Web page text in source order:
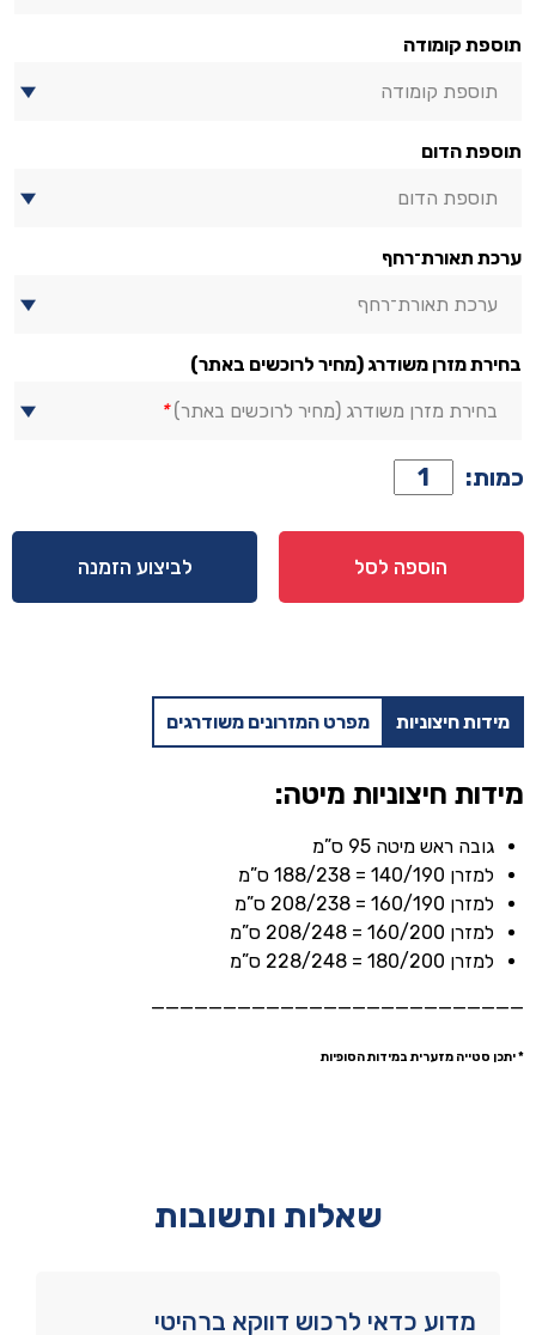
תוספת קומודה
תוספת קומודה
תוספת הדום
תוספת הדום
ערכת תאורת־רחף
ערכת תאורת־רחף
בחירת מזרן משודרג (מחיר לרוכשים באתר)
בחירת מזרן משודרג (מחיר לרוכשים באתר)*
כמות: כמות
של
מיטה
דגם
מזרן
מתנה
הוספה לסל לביצוע הזמנה
מידות חיצוניות מפרט המזרונים משודרגים
מידות חיצוניות מיטה:
גובה ראש מיטה 95 ס”מ
למזרן 140/190 = 188/238 ס”מ
למזרן 160/190 = 208/238 ס”מ
למזרן 160/200 = 208/248 ס”מ
למזרן 180/200 = 228/248 ס”מ
——————————————————————————
* יתכן סטייה מזערית במידות הסופיות
שאלות ותשובות
מדוע כדאי לרכוש דווקא ברהיטי